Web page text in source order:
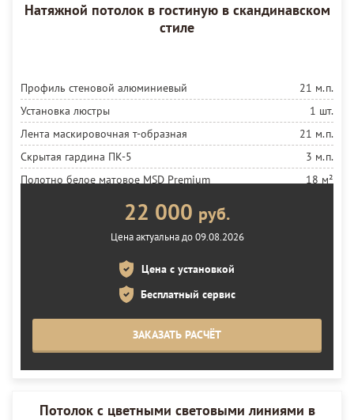
Натяжной потолок в гостиную в скандинавском
стиле
Профиль стеновой алюминиевый
21 м.п.
Установка люстры
1 шт.
Лента маскировочная т-образная
21 м.п.
Скрытая гардина ПК-5
3 м.п.
Полотно белое матовое MSD Premium
18 м²
22 000 руб.
Цена актуальна до 09.08.2026
Цена с установкой
Бесплатный сервис
ЗАКАЗАТЬ РАСЧЁТ
Потолок с цветными световыми линиями в